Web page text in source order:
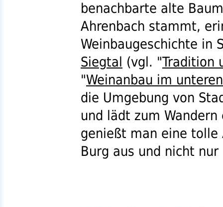
benachbarte alte
Ahrenbach stammt,
Weinbaugeschichte in
Siegtal (vgl. "Tradition
"Weinanbau im
die Umgebung von
und lädt zum
genießt man eine
Burg aus und nicht